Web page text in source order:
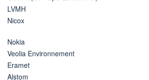
LVMH
Nicox
Nokia
Veolia Environnement
Eramet
Alstom